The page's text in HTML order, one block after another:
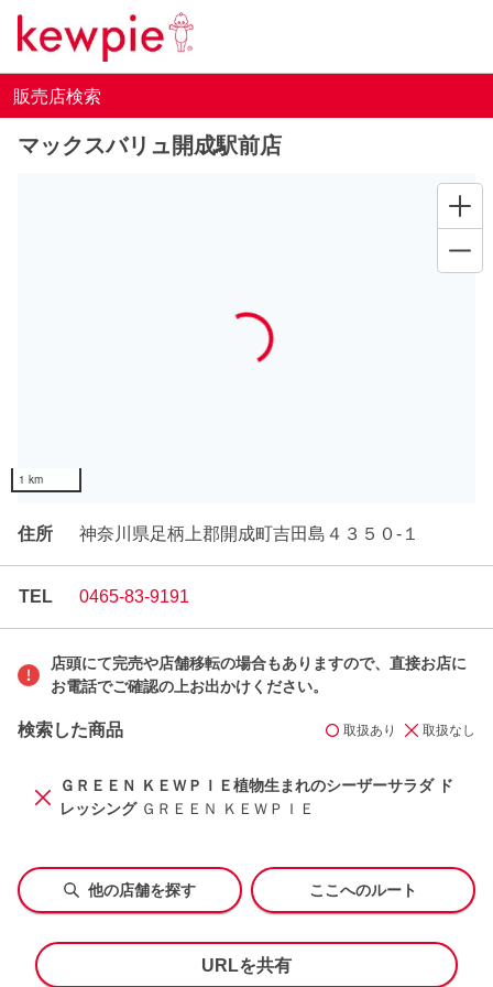
販売店検索
マックスバリュ開成駅前店
住所 神奈川県足柄上郡開成町吉田島４３５０-１
TEL 0465-83-9191
店頭にて完売や店舗移転の場合もありますので、直接お店に
お電話でご確認の上お出かけください。
検索した商品 取扱あり 取扱なし
ＧＲＥＥＮ ＫＥＷＰＩＥ植物生まれのシーザーサラダ ド
レッシング ＧＲＥＥＮ ＫＥＷＰＩＥ
他の店舗を探す ここへのルート
URLを共有
Loading...
1 km